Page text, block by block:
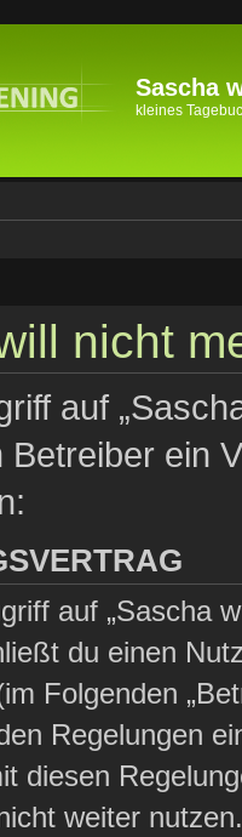
Sascha
kleines
nicht
auf
Betreiber ein
auf „Sascha
du einen
Folgenden
Regelungen
diesen
weiter